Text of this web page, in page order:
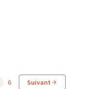
6 Suivant